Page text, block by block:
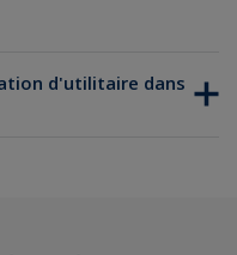
d'utilitaire dans